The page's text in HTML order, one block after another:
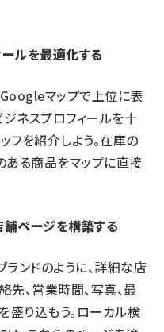
ルを最適化する
マップで上位に表
ネスプロフィールを十
フを紹介しよう。在庫の
ある商品をマップに直接
舗ページを構築する
ランドのように、詳細な店
先、営業時間、写真、最
り込もう。ローカル検